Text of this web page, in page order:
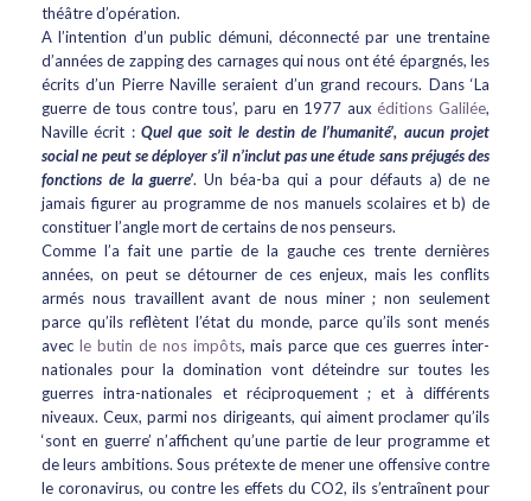
théâtre d’opération.
A l’intention d’un public démuni, déconnecté par une trentaine
d’années de zapping des carnages qui nous ont été épargnés, les
écrits d’un Pierre Naville seraient d’un grand recours. Dans ‘La
guerre de tous contre tous’, paru en 1977 auxéditions Galilée,
Naville écrit :Quel que soit le destin de l’humanité’, aucun projet
social ne peut se déployer s’il n’inclut pas une étude sans préjugés des
fonctions de la guerre’. Un béa-ba qui a pour défauts a) de ne
jamais figurer au programme de nos manuels scolaires et b) de
constituer l’angle mort de certains de nos penseurs.
Comme l’a fait une partie de la gauche ces trente dernières
années, on peut se détourner de ces enjeux, mais les conflits
armés nous travaillent avant de nous miner ; non seulement
parce qu’ils reflètent l’état du monde, parce qu’ils sont menés
avec le butin de nos impôts, mais parce que ces guerres inter-
nationales pour la domination vont déteindre sur toutes les
guerres intra-nationales et réciproquement ; et à différents
niveaux. Ceux, parmi nos dirigeants, qui aiment proclamer qu’ils
‘sont en guerre’ n’affichent qu’une partie de leur programme et
de leurs ambitions. Sous prétexte de mener une offensive contre
le coronavirus, ou contre les effets du CO2, ils s’entraînent pour